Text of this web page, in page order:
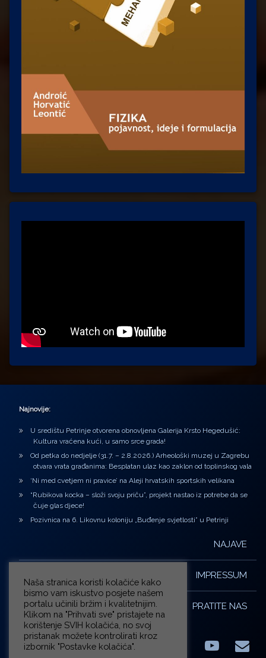
Najnovije:
U središtu Petrinje otvorena obnovljena Galerija Krsto Hegedušić:
Kultura vraćena kući, u samo srce grada!
Od petka do nedjelje (31.7. – 2.8.2026.) Arheološki muzej u Zagrebu
otvara vrata građanima: Besplatan ulaz kao zaklon od toplinskog vala
‘Ni med cvetjem ni pravice’ na Aleji hrvatskih sportskih velikana
“Rubikova kocka – složi svoju priču”, projekt nastao iz potrebe da se
čuje glas djece!
Pozivnica na 6. Likovnu koloniju „Buđenje svjetlosti” u Petrinji
NAJAVE
IMPRESSUM
PRATITE NAS
FacebookLinkedIn E-
Naša stranica koristi kolačiće kako
bismo vam iskustvo posjete našem
portalu učinili bržim i kvalitetnijim.
Klikom na "Prihvati sve" pristajete na
korištenje SVIH kolačića, no svoj
pristanak možete kontrolirati kroz
izbornik "Postavke kolačića".